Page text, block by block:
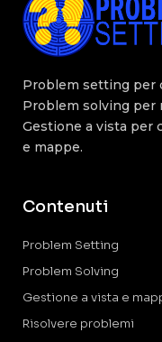
Problem setting per
Problem solving per
Gestione a vista per
e mappe.
Contenuti
Problem Setting
Problem Solving
Gestione a vista e
Risolvere problemi